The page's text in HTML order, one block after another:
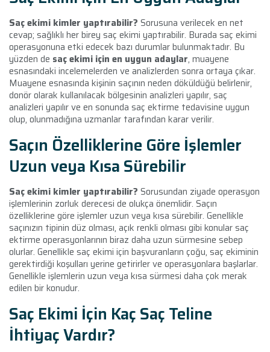
Saç ekimi kimler yaptırabilir? Sorusuna verilecek en net
cevap; sağlıklı her birey saç ekimi yaptırabilir. Burada saç ekimi
operasyonuna etki edecek bazı durumlar bulunmaktadır. Bu
yüzden de saç ekimi için en uygun adaylar, muayene
esnasındaki incelemelerden ve analizlerden sonra ortaya çıkar.
Muayene esnasında kişinin saçının neden döküldüğü belirlenir,
donör olarak kullanılacak bölgesinin analizleri yapılır, saç
analizleri yapılır ve en sonunda saç ektirme tedavisine uygun
olup, olunmadığına uzmanlar tarafından karar verilir.
Saçın Özelliklerine Göre İşlemler
Uzun veya Kısa Sürebilir
Saç ekimi kimler yaptırabilir? Sorusundan ziyade operasyon
işlemlerinin zorluk derecesi de olukça önemlidir. Saçın
özelliklerine göre işlemler uzun veya kısa sürebilir. Genellikle
saçınızın tipinin düz olması, açık renkli olması gibi konular saç
ektirme operasyonlarının biraz daha uzun sürmesine sebep
olurlar. Genellikle saç ekimi için başvuranların çoğu, saç ekiminin
gerektirdiği koşulları yerine getirirler ve operasyonlara başlarlar.
Genellikle işlemlerin uzun veya kısa sürmesi daha çok merak
edilen bir konudur.
Saç Ekimi İçin Kaç Saç Teline
İhtiyaç Vardır?